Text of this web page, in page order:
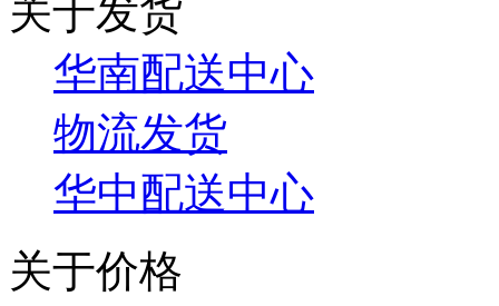
关于发货
华南配送中心
物流发货
华中配送中心
关于价格